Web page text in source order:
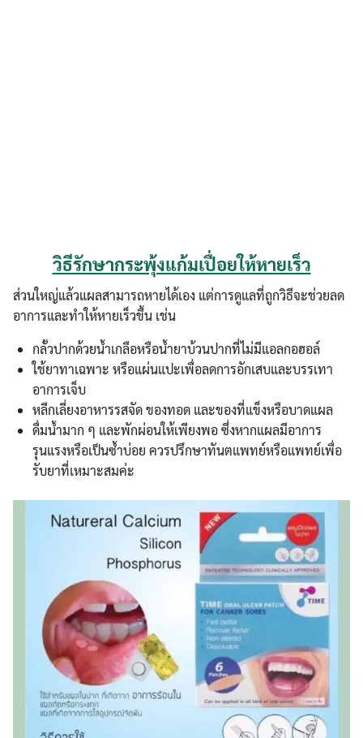
วิธีรักษากระพุ้งแก้มเปื่อยให้หายเร็ว
ส่วนใหญ่แล้วแผลสามารถหายได้เอง แต่การดูแลที่ถูกวิธีจะช่วยลด
อาการและทำให้หายเร็วขึ้น เช่น
กลั้วปากด้วยน้ำเกลือหรือน้ำยาบ้วนปากที่ไม่มีแอลกอฮอล์
ใช้ยาทาเฉพาะ หรือแผ่นแปะเพื่อลดการอักเสบและบรรเทา
อาการเจ็บ
หลีกเลี่ยงอาหารรสจัด ของทอด และของที่แข็งหรือบาดแผล
ดื่มน้ำมาก ๆ และพักผ่อนให้เพียงพอ ซึ่งหากแผลมีอาการ
รุนแรงหรือเป็นซ้ำบ่อย ควรปรึกษาทันตแพทย์หรือแพทย์เพื่อ
รับยาที่เหมาะสมค่ะ